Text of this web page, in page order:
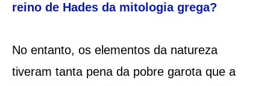
reino de Hades da mitologia grega?
No entanto, os elementos da natureza
tiveram tanta pena da pobre garota que a